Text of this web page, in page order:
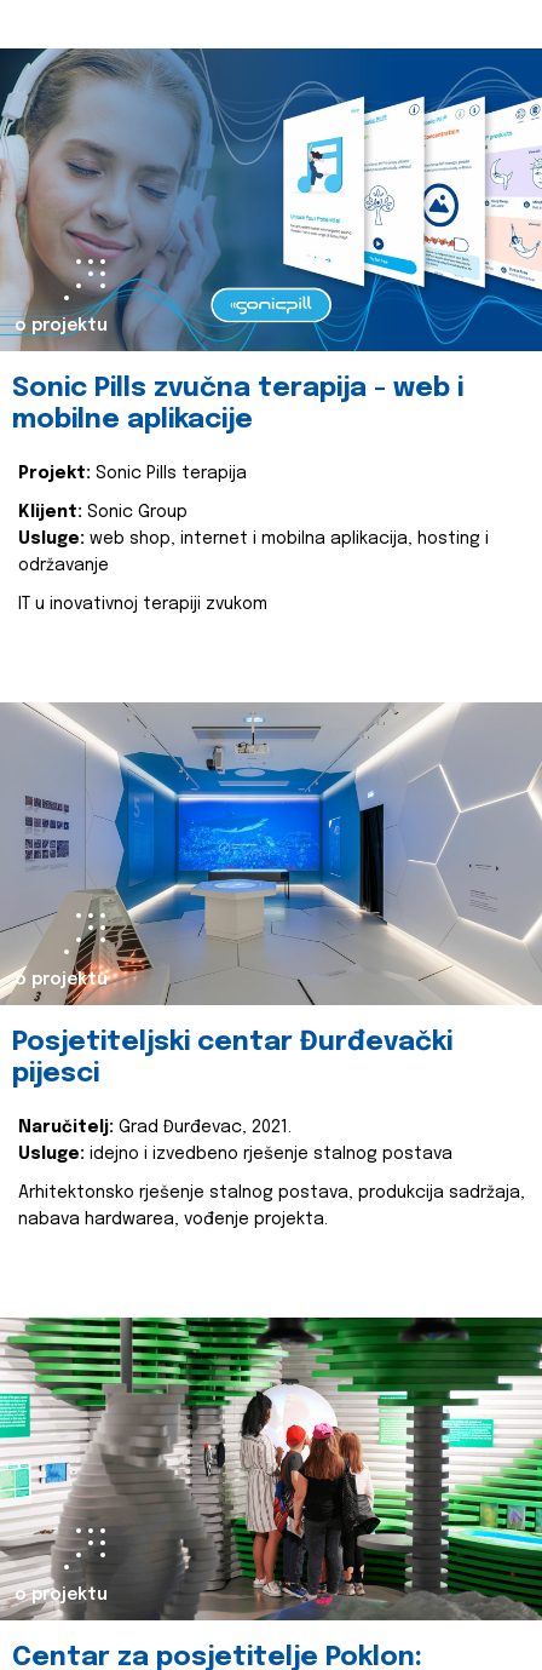
o projektu
Sonic Pills zvučna terapija - web i
mobilne aplikacije
Projekt: Sonic Pills terapija
Klijent: Sonic Group
Usluge: web shop, internet i mobilna aplikacija, hosting i
održavanje
IT u inovativnoj terapiji zvukom
o projektu
Posjetiteljski centar Đurđevački
pijesci
Naručitelj: Grad Đurđevac, 2021.
Usluge: idejno i izvedbeno rješenje stalnog postava
Arhitektonsko rješenje stalnog postava, produkcija sadržaja,
nabava hardwarea, vođenje projekta.
o projektu
Centar za posjetitelje Poklon: